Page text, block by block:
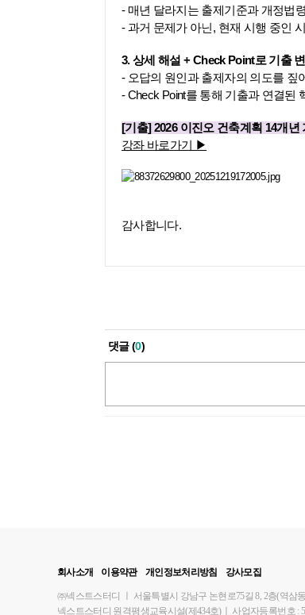
- 매년 달라지는 출제기준과 개정법
- 과거 문제가 아닌, 현재 시행 중인
3. 상세 해설 + Check Point로 기출
- 오답의 원인과 출제자의 의도를 짚
- Check Point를 통해 기출과 연결된
​[기출] 2026 이진오 건축계획 14개년
강좌 바로가기 ▶
​감사합니다.
댓글 (0)
회사소개 이용약관 개인정보처리방침 강사모집
㈜넥스트스터디 서울특별시 강남구 논현로75길 8, 2층(역삼
넥스트스터디 원격평생교육시설(제434호)ㅣ 사업자등록번호 :